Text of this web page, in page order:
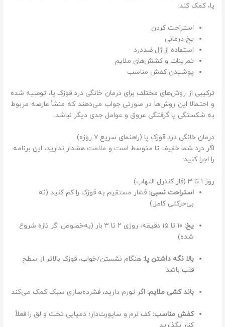
پا، کمک کند:
استراحت کردن
یخ درمانی
استفاده از ژل ضددرد
تمرینات و کشش‌های ملایم
پوشیدن کفش مناسب
ترکیبی از روش‌های مختلف برای درمان خانگی درد قوزک پا، توصیه شده
و احتمالا این روش‌ها در صورتی جواب می‌دهند که منشأ عارضه مربوط
به شکستگی یا گرفتگی عروق و عوامل جدی دیگر نباشد.
درمان خانگی درد قوزک پا (راهنمای سریع ۷ روزه)
اگر درد شما خفیف تا متوسط است و علامت هشدار ندارید، این برنامه
را اجرا کنید:
روز ۱ تا ۳ (فاز کنترل التهاب)
استراحت نسبی: فشار مستقیم به قوزک را کم کنید (نه
بی‌حرکتی کامل)
یخ:
۱۰ تا ۱۵ دقیقه، روزی ۲ تا ۳ بار (به‌خصوص اگر تازه شروع
شده)
بالا نگه داشتن پا: هنگام نشستن/خواب، قوزک بالاتر از سطح
قلب باشد
باند کشی ملایم: اگر تورم دارید، فشرده‌سازی سبک کمک می‌کند
کفش مناسب: کف نرم و ساپورت‌دار؛ دمپایی تخت و لق را فعلاً
کنار بگذارید